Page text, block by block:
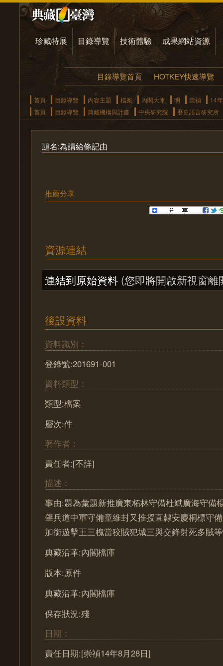
珍藏特展 目錄導覽 技術體驗 成果網站資源
目錄導覽首頁 HOTKEY快速導覽
首頁 目錄導覽 內容主題 檔案 內閣大庫 明 崇禎
14年
首頁
目錄導覽 典藏機構與計畫 中央研究院 歷史語言研究所
題名:為請給條記由
推薦分享
資源連結
連結到原始資料 (您即將開啟新視窗離
後設資料
資料識別：
登錄號:201691-001
資料類型：
類型:檔案
層次:件
著作者：
責任者:[不詳]
描述：
事由:題為彙題新推廣東柘林守備杜斌廣海守備
肇兵道中軍守備童維封又推授直隸安慶桐標守
加銜遊擊王三槐當狡賊犯城三與交鋒射死多賊
典藏沿革:內閣檔庫
版本:原件
典藏沿革:內閣檔庫
保存狀況:殘
日期：
責任日期:[崇禎14年8月28日]